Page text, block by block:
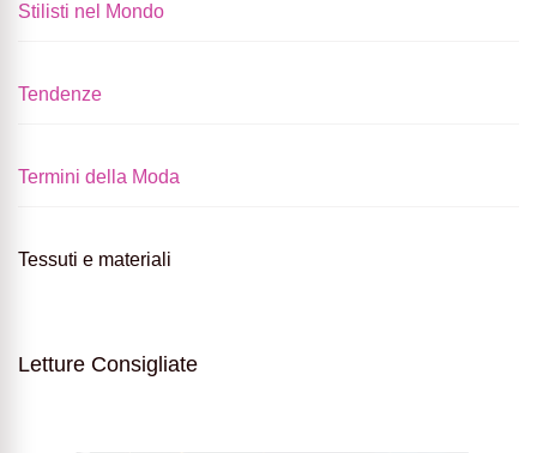
Stilisti nel Mondo
Tendenze
Termini della Moda
Tessuti e materiali
Letture Consigliate